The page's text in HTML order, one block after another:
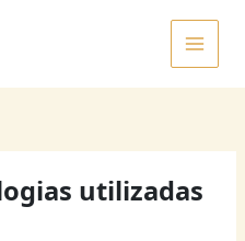
utilizadas